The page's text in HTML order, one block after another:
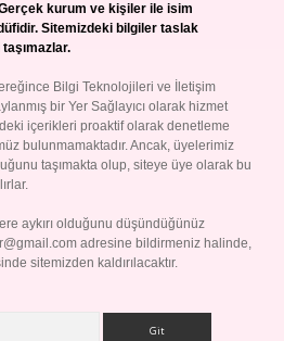
kurum ve kişiler ile isim
Sitemizdeki bilgiler taslak
Bilgi Teknolojileri ve İletişim
bir Yer Sağlayıcı olarak hizmet
içerikleri proaktif olarak denetleme
bulunmamaktadır. Ancak, üyelerimiz
taşımakta olup, siteye üye olarak bu
aykırı olduğunu düşündüğünüz
adresine bildirmeniz halinde,
sitemizden kaldırılacaktır.